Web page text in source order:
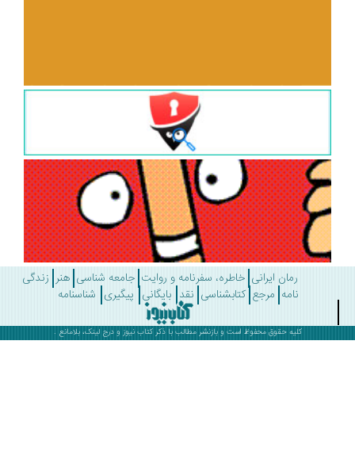
رمان ایرانی خاطره، سفرنامه و روایت جامعه شناسی هنر زندگی
مرجع کتابشناسی نقد بایگانی پیگیری شناسنامه
کلیه حقوق محفوظ است و بازنشر مطالب با ذکرکتاب نیوز و درج لینک، بلامانع .